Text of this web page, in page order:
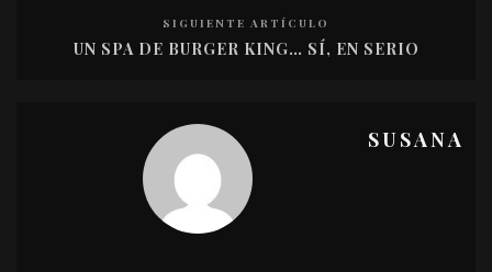
SIGUIENTE ARTÍCULO
UN SPA DE BURGER KING… SÍ, EN SERIO
SUSANA